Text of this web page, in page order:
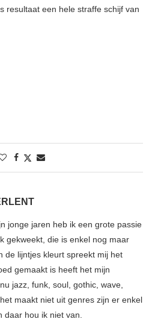
resultaat een hele straffe schijf van
jonge jaren heb ik een grote passie
gekweekt, die is enkel nog maar
de lijntjes kleurt spreekt mij het
gemaakt is heeft het mijn
jazz, funk, soul, gothic, wave,
maakt niet uit genres zijn er enkel
daar hou ik niet van.